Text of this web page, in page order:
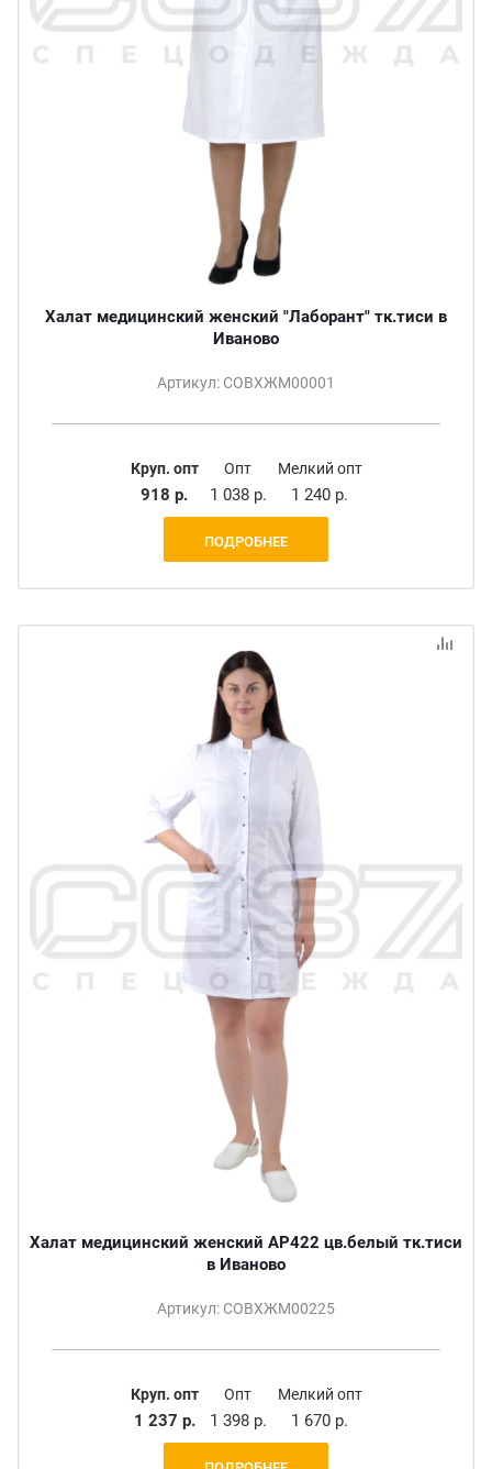
Халат медицинский женский "Лаборант" тк.тиси в
Иваново
Артикул: СОВХЖМ00001
Круп. опт
918 р.
Опт
1 038 р.
Мелкий опт
1 240 р.
ПОДРОБНЕЕ
Халат медицинский женский АР422 цв.белый тк.тиси
в Иваново
Артикул: СОВХЖМ00225
Круп. опт
1 237 р.
Опт
1 398 р.
Мелкий опт
1 670 р.